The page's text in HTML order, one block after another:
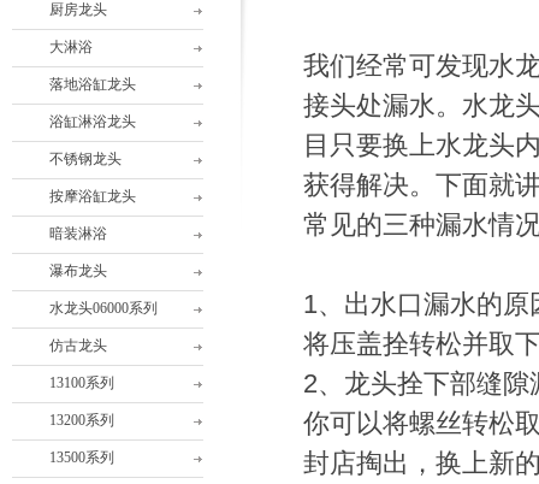
厨房龙头
大淋浴
落地浴缸龙头
浴缸淋浴龙头
不锈钢龙头
按摩浴缸龙头
暗装淋浴
瀑布龙头
水龙头06000系列
仿古龙头
13100系列
13200系列
13500系列
我们经常可发现水
接头处漏水。水龙
目只要换上水龙头
获得解决。下面就
常见的三种漏水情
1、出水口漏水的
将压盖拴转松并取
2、龙头拴下部缝
你可以将螺丝转松
封店掏出，换上新